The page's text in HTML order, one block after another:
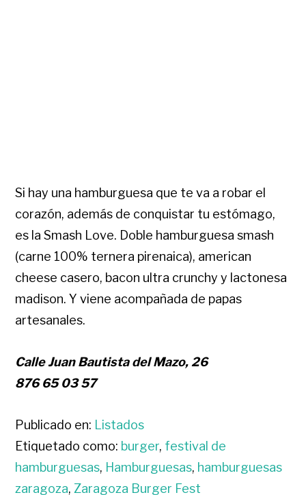
Si hay una hamburguesa que te va a robar el
corazón, además de conquistar tu estómago,
es la Smash Love. Doble hamburguesa smash
(carne 100% ternera pirenaica), american
cheese casero, bacon ultra crunchy y lactonesa
madison. Y viene acompañada de papas
artesanales.
Calle Juan Bautista del Mazo, 26
876 65 03 57
Publicado en: Listados
Etiquetado como: burger, festival de
hamburguesas, Hamburguesas, hamburguesas
zaragoza, Zaragoza Burger Fest